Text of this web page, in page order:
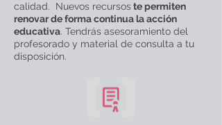
calidad. Nuevos recursos te permiten
renovar de forma continua la acción
educativa. Tendrás asesoramiento del
profesorado y material de consulta a tu
disposición.